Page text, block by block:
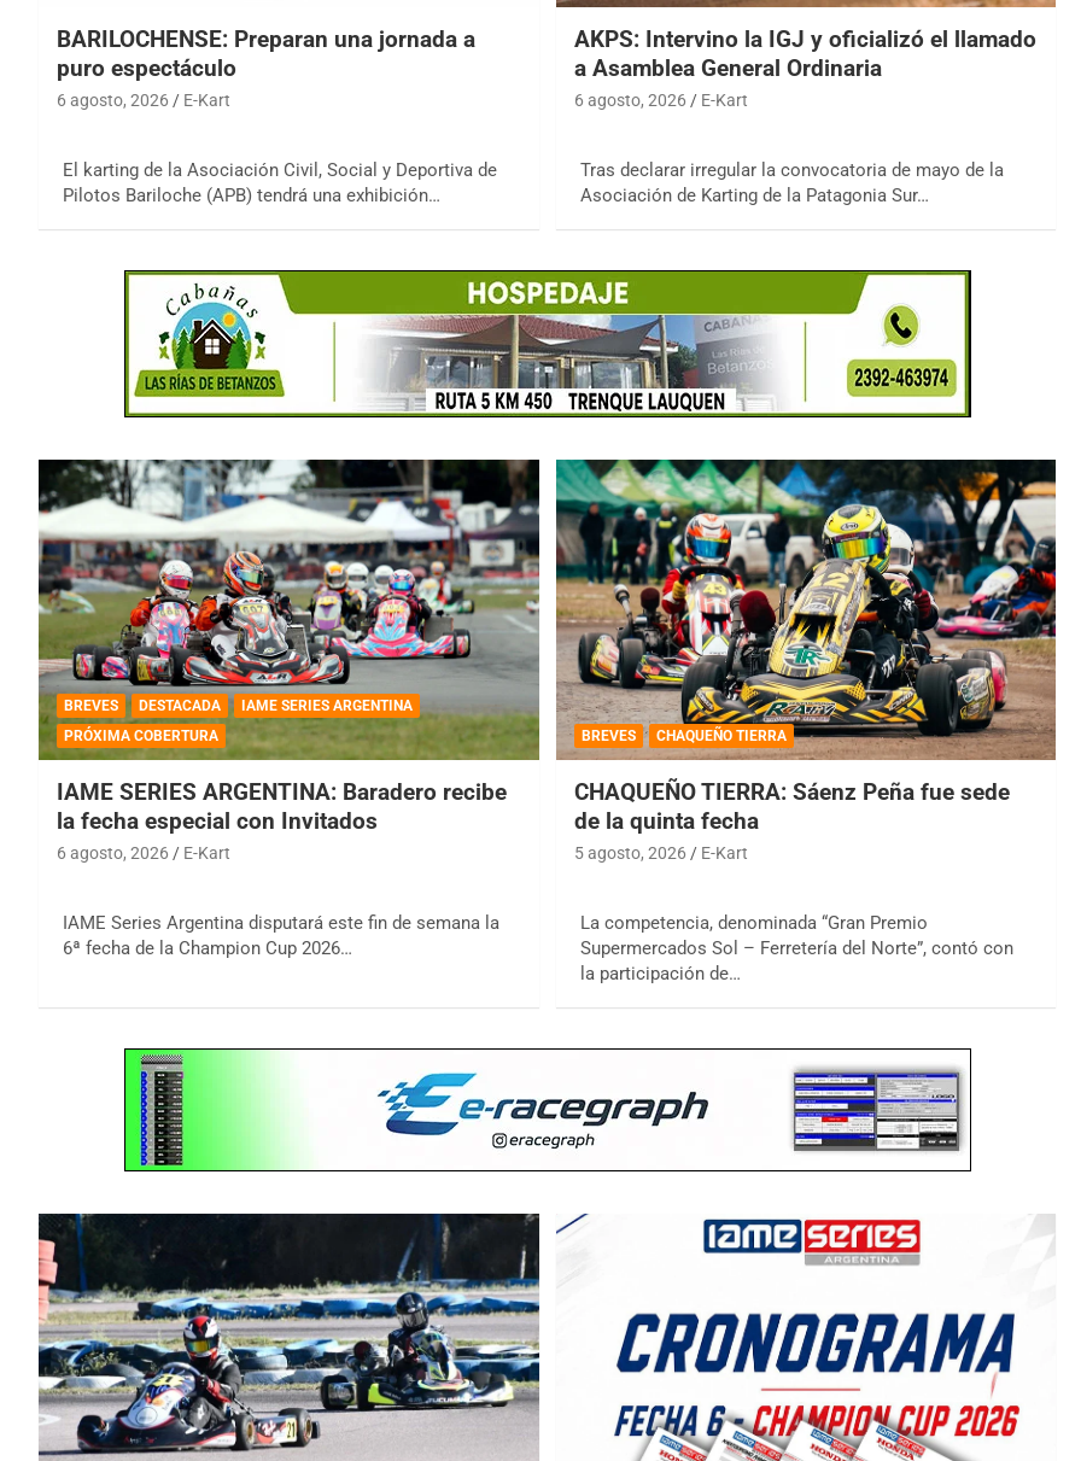
BARILOCHENSE: Preparan una jornada a
puro espectáculo
6 agosto, 2026 E-Kart
El karting de la Asociación Civil, Social y Deportiva de
Pilotos Bariloche (APB) tendrá una exhibición…
AKPS: Intervino la IGJ y oficializó el llamado
a Asamblea General Ordinaria
6 agosto, 2026 E-Kart
Tras declarar irregular la convocatoria de mayo de la
Asociación de Karting de la Patagonia Sur…
BREVES DESTACADA
IAME SERIES ARGENTINA
PRÓXIMA COBERTURA
IAME SERIES ARGENTINA: Baradero recibe
la fecha especial con Invitados
6 agosto, 2026 E-Kart
IAME Series Argentina disputará este fin de semana la
6ª fecha de la Champion Cup 2026…
BREVES CHAQUEÑO TIERRA
CHAQUEÑO TIERRA: Sáenz Peña fue sede
de la quinta fecha
5 agosto, 2026 E-Kart
La competencia, denominada “Gran Premio
Supermercados Sol – Ferretería del Norte”, contó con
la participación de…